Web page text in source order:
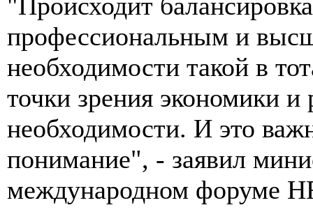
профессиональным и
необходимости такой в
точки зрения экономики и
необходимости. И это
понимание", - заявил
международном форуме